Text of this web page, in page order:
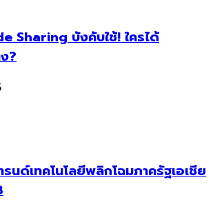
Sharing บังคับใช้! ใครได้
?
นด์เทคโนโลยีพลิกโฉมภาครัฐเอเชีย